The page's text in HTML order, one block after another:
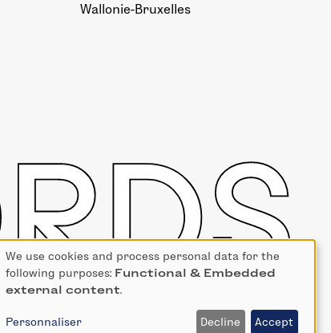
Wallonie-Bruxelles
Use
of
personal
We use cookies and process personal data for the
following purposes: Functional & Embedded
external content.
Personnaliser Decline Accept